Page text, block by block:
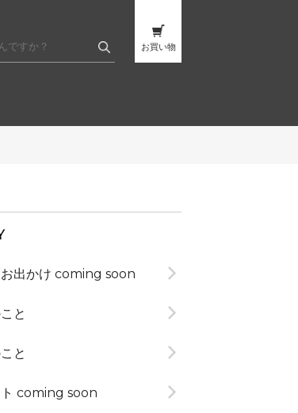
お買い物
出かけ coming soon
と
と
ト coming soon